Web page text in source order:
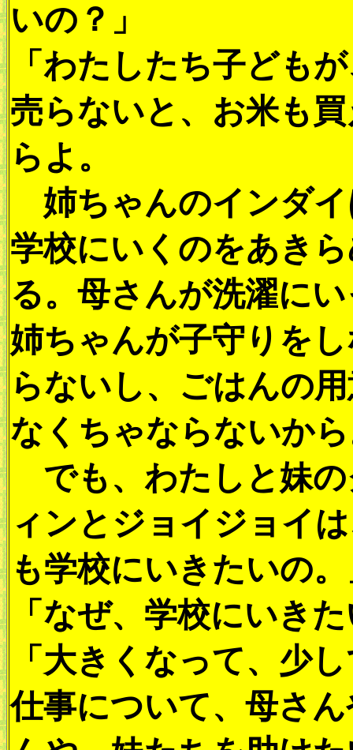
いの？」
「わたしたち子ども
売らないと、お米も
らよ。
姉ちゃんのインダイ
学校にいくのをあき
る。母さんが洗濯に
姉ちゃんが子守りを
らないし、ごはんの
なくちゃならないか
でも、わたしと妹の
ィンとジョイジョイ
も学校にいきたいの
「なぜ、学校にいき
「大きくなって、少
仕事について、母さ